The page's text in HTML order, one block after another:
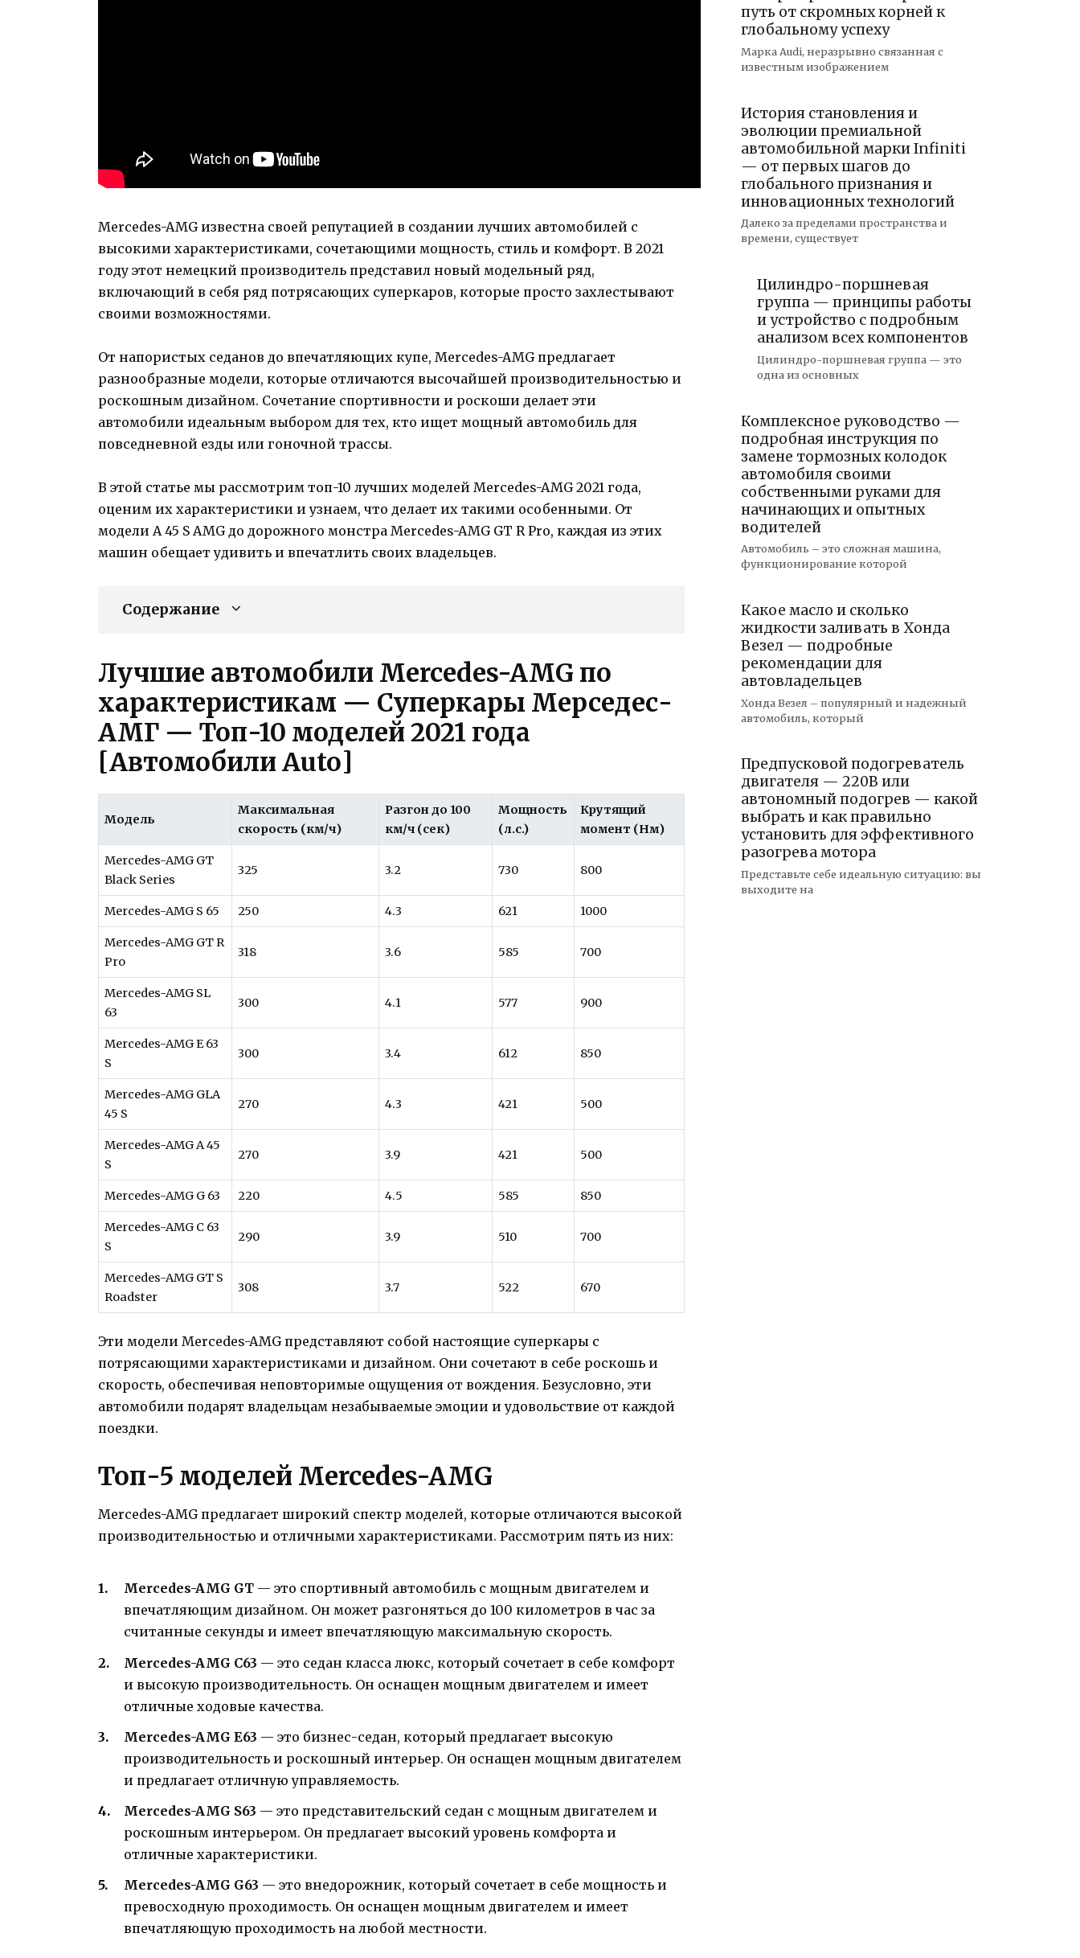
Mercedes-AMG известна своей репутацией в создании лучших автомобилей с
высокими характеристиками, сочетающими мощность, стиль и комфорт. В 2021
году этот немецкий производитель представил новый модельный ряд,
включающий в себя ряд потрясающих суперкаров, которые просто захлестывают
своими возможностями.
От напористых седанов до впечатляющих купе, Mercedes-AMG предлагает
разнообразные модели, которые отличаются высочайшей производительностью и
роскошным дизайном. Сочетание спортивности и роскоши делает эти
автомобили идеальным выбором для тех, кто ищет мощный автомобиль для
повседневной езды или гоночной трассы.
В этой статье мы рассмотрим топ-10 лучших моделей Mercedes-AMG 2021 года,
оценим их характеристики и узнаем, что делает их такими особенными. От
модели A 45 S AMG до дорожного монстра Mercedes-AMG GT R Pro, каждая из этих
машин обещает удивить и впечатлить своих владельцев.
Содержание
Лучшие автомобили Mercedes-AMG по
характеристикам — Суперкары Мерседес-
АМГ — Топ-10 моделей 2021 года
[Автомобили Auto]
Модель
Максимальная
скорость (км/ч)
Разгон до 100
км/ч (сек)
Мощность
(л.с.)
Крутящий
момент (Нм)
Mercedes-AMG GT
Black Series
325 3.2 730 800
Mercedes-AMG S 65 250 4.3 621 1000
Mercedes-AMG GT R
Pro
318 3.6 585 700
Mercedes-AMG SL
63
300 4.1 577 900
Mercedes-AMG E 63
S
300 3.4 612 850
Mercedes-AMG GLA
45 S
270 4.3 421 500
Mercedes-AMG A 45
S
270 3.9 421 500
Mercedes-AMG G 63 220 4.5 585 850
Mercedes-AMG C 63
S
290 3.9 510 700
Mercedes-AMG GT S
Roadster
308 3.7 522 670
Эти модели Mercedes-AMG представляют собой настоящие суперкары с
потрясающими характеристиками и дизайном. Они сочетают в себе роскошь и
скорость, обеспечивая неповторимые ощущения от вождения. Безусловно, эти
автомобили подарят владельцам незабываемые эмоции и удовольствие от каждой
поездки.
Топ-5 моделей Mercedes-AMG
Mercedes-AMG предлагает широкий спектр моделей, которые отличаются высокой
производительностью и отличными характеристиками. Рассмотрим пять из них:
Mercedes-AMG GT — это спортивный автомобиль с мощным двигателем и
впечатляющим дизайном. Он может разгоняться до 100 километров в час за
считанные секунды и имеет впечатляющую максимальную скорость.
Mercedes-AMG C63 — это седан класса люкс, который сочетает в себе комфорт
и высокую производительность. Он оснащен мощным двигателем и имеет
отличные ходовые качества.
Mercedes-AMG E63 — это бизнес-седан, который предлагает высокую
производительность и роскошный интерьер. Он оснащен мощным двигателем
и предлагает отличную управляемость.
Mercedes-AMG S63 — это представительский седан с мощным двигателем и
роскошным интерьером. Он предлагает высокий уровень комфорта и
отличные характеристики.
Mercedes-AMG G63 — это внедорожник, который сочетает в себе мощность и
превосходную проходимость. Он оснащен мощным двигателем и имеет
впечатляющую проходимость на любой местности.
путь от скромных корней к
глобальному успеху
Марка Audi, неразрывно связанная с
известным изображением
История становления и
эволюции премиальной
автомобильной марки Infiniti
— от первых шагов до
глобального признания и
инновационных технологий
Далеко за пределами пространства и
времени, существует
Цилиндро-поршневая
группа — принципы работы
и устройство с подробным
анализом всех компонентов
Цилиндро-поршневая группа — это
одна из основных
Комплексное руководство —
подробная инструкция по
замене тормозных колодок
автомобиля своими
собственными руками для
начинающих и опытных
водителей
Автомобиль – это сложная машина,
функционирование которой
Какое масло и сколько
жидкости заливать в Хонда
Везел — подробные
рекомендации для
автовладельцев
Хонда Везел – популярный и надежный
автомобиль, который
Предпусковой подогреватель
двигателя — 220В или
автономный подогрев — какой
выбрать и как правильно
установить для эффективного
разогрева мотора
Представьте себе идеальную ситуацию: вы
выходите на